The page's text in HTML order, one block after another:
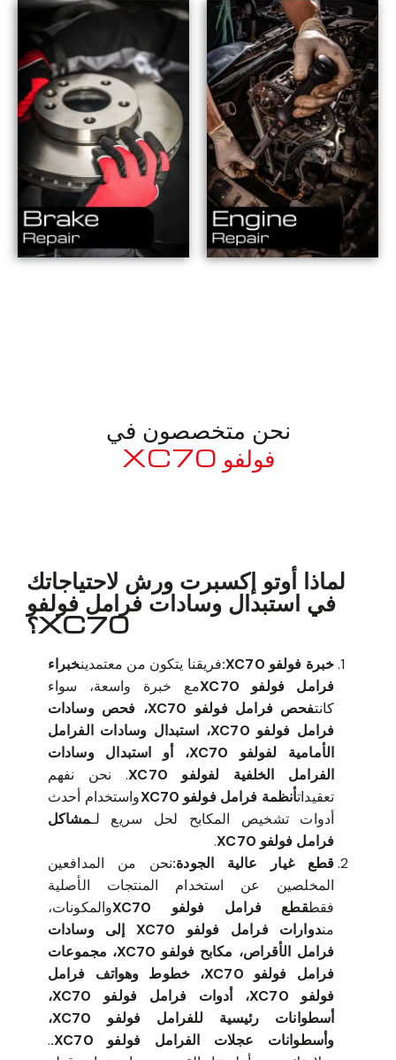
نحن متخصصون في
فولفو XC70
لماذا أوتو إكسبرت ورش لاحتياجاتك
في استبدال وسادات فرامل فولفو
XC70؟
خبرة فولفو XC70: فريقنا يتكون من معتمدينخبراء
فرامل فولفو XC70
مع خبرة واسعة، سواء
كانت
فحص فرامل فولفو XC70، فحص وسادات
فرامل فولفو XC70، استبدال وسادات الفرامل
الأمامية لفولفو XC70، أو استبدال وسادات
الفرامل الخلفية لفولفو XC70
. نحن نفهم
تعقيداتأنظمة فرامل فولفو XC70
واستخدام أحدث
أدوات تشخيص المكابح لحل سريع لـمشاكل
فرامل فولفو XC70
.
قطع غيار عالية الجودة:نحن من المدافعين
المخلصين عن استخدام المنتجات الأصلية
فقطقطع فرامل فولفو XC70
والمكونات،
من
دوارات فرامل فولفو XC70 إلى وسادات
فرامل الأقراص، مكابح فولفو XC70، مجموعات
فرامل فولفو XC70، خطوط وهواتف فرامل
فولفو XC70، أدوات فرامل فولفو XC70،
أسطوانات رئيسية للفرامل فولفو XC70،
وأسطوانات عجلات الفرامل فولفو XC70.
.